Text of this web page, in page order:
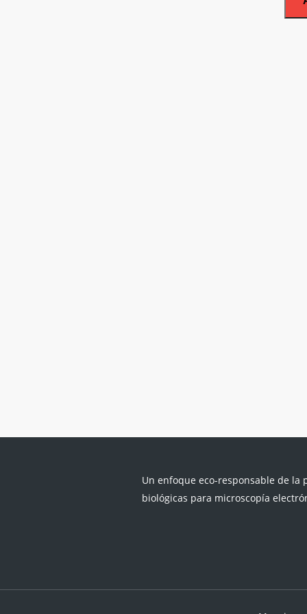
Un enfoque eco-responsable de la
biológicas para microscopía